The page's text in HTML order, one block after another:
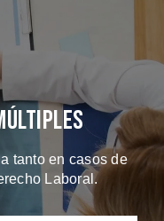
tanto en casos de
Laboral.